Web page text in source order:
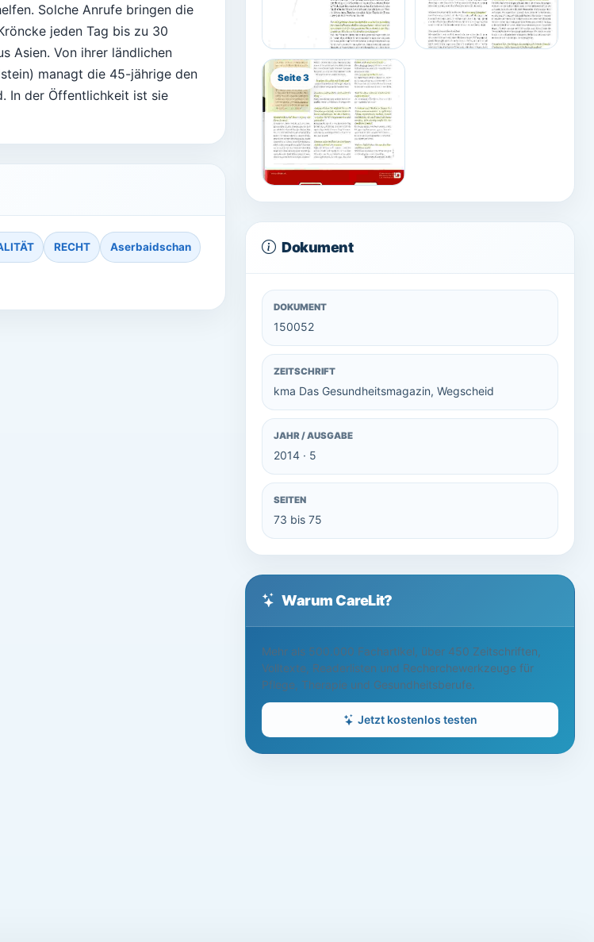
Solche Anrufe bringen die
jeden Tag bis zu 30
Asien. Von ihrer ländlichen
managt die 45-jährige den
In der Öffentlichkeit ist sie
RECHT Aserbaidschan
Seite 3
Dokument
DOKUMENT
150052
ZEITSCHRIFT
kma Das Gesundheitsmagazin, Wegscheid
JAHR / AUSGABE
2014 · 5
SEITEN
73 bis 75
Warum CareLit?
Mehr als 500.000 Fachartikel, über 450 Zeitschriften,
Volltexte, Readerlisten und Recherchewerkzeuge für
Pflege, Therapie und Gesundheitsberufe.
Jetzt kostenlos testen